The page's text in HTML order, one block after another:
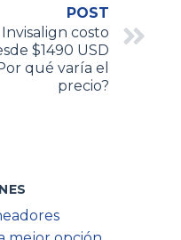
POST
Invisalign costo
$1490 USD
qué varía el
precio?